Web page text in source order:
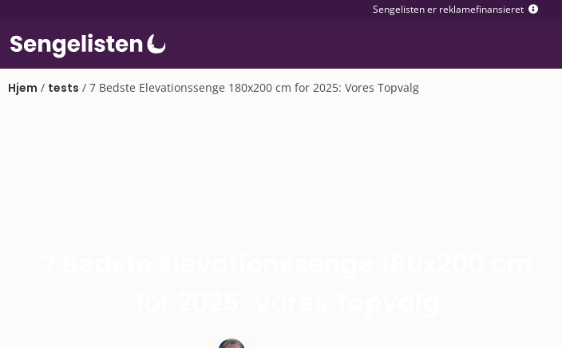
Sengelisten er reklamefinansieret
Hjem / tests / 7 Bedste Elevationssenge 180x200 cm for 2025: Vores Topvalg